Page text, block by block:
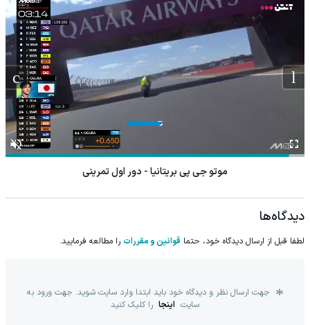
موتو جی پی بریتانیا - دور اول تمرینی
دیدگاه‌ها
لطفا قبل از ارسال دیدگاه خود، حتما قوانین و مقررات را مطالعه فرمایید.
جهت ارسال نظر و دیدگاه خود باید ابتدا وارد سایت شوید. جهت ورود به
سایت اینجا را کلیک کنید